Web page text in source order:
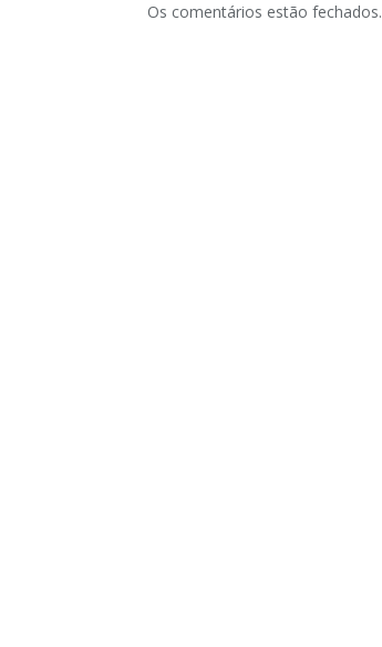
Os comentários estão fechados.